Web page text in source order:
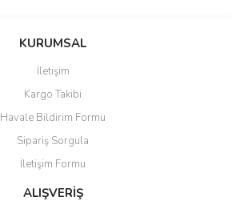
KURUMSAL
İletişim
Kargo Takibi
Havale Bildirim Formu
Sipariş Sorgula
İletişim Formu
ALIŞVERİŞ